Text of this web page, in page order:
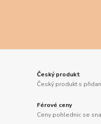
Český produkt
Český produkt s
Férové ceny
Ceny pohlednic se